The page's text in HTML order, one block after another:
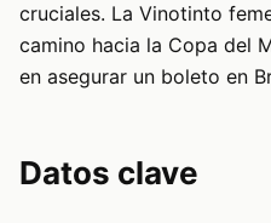
cruciales. La Vinotinto
camino hacia la Copa del
en asegurar un boleto en
Datos clave